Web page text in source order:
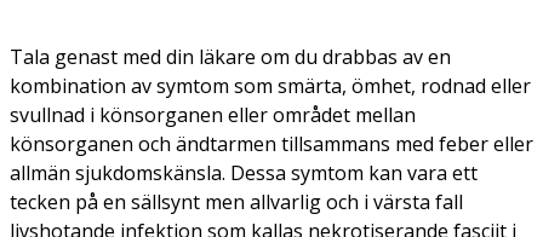
Tala genast med din läkare om du drabbas av en
kombination av symtom som smärta, ömhet, rodnad eller
svullnad i könsorganen eller området mellan
könsorganen och ändtarmen tillsammans med feber eller
allmän sjukdomskänsla. Dessa symtom kan vara ett
tecken på en sällsynt men allvarlig och i värsta fall
livshotande infektion som kallas nekrotiserande fasciit i